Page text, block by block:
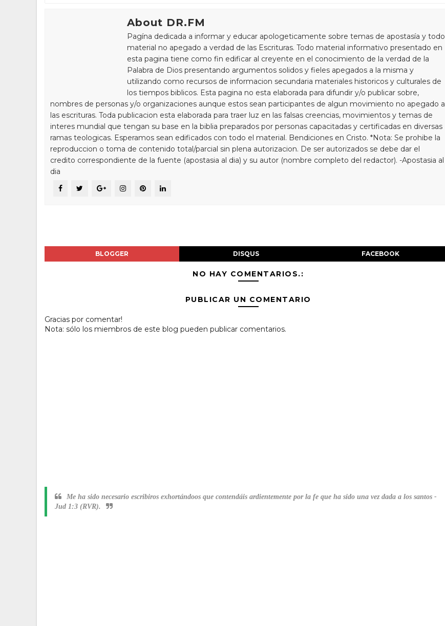
About DR.FM
Pagína dedicada a informar y educar apologeticamente sobre temas de apostasía y todo
material no apegado a verdad de las Escrituras. Todo material informativo presentado en
esta pagina tiene como fin edificar al creyente en el conocimiento de la verdad de la
Palabra de Dios presentando argumentos solidos y fieles apegados a la misma y
utilizando como recursos de informacion secundaria materiales historicos y culturales de
los tiempos biblicos. Esta pagina no esta elaborada para difundir y/o publicar sobre,
nombres de personas y/o organizaciones aunque estos sean participantes de algun movimiento no apegado a
las escrituras. Toda publicacion esta elaborada para traer luz en las falsas creencias, movimientos y temas de
interes mundial que tengan su base en la biblia preparados por personas capacitadas y certificadas en diversas
ramas teologicas. Esperamos sean edificados con todo el material. Bendiciones en Cristo. *Nota: Se prohibe la
reproduccion o toma de contenido total/parcial sin plena autorizacion. De ser autorizados se debe dar el
credito correspondiente de la fuente (apostasia al dia) y su autor (nombre completo del redactor). -Apostasia al
dia
BLOGGER DISQUS FACEBOOK
NO HAY COMENTARIOS.:
PUBLICAR UN COMENTARIO
Gracias por comentar!
Nota: sólo los miembros de este blog pueden publicar comentarios.
Me ha sido necesario escribiros exhortándoos que contendáis ardientemente por la fe que ha sido una vez dada a los santos -
Jud 1:3 (RVR).